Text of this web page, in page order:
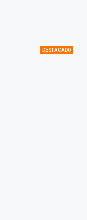
DESTACADO